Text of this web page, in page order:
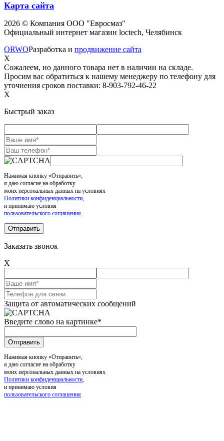
Карта сайта
2026 © Компания ООО "Евросмаз"
Официальный интернет магазин loctech, Челябинск
ORWOРазработка и продвижение сайта
X
Сожалеем, но данного товара нет в наличии на складе.
Просим вас обратиться к нашему менеджеру по телефону для
уточнения сроков поставки: 8-903-792-46-22
X
Быстрый заказ
Нажимая кнопку «Отправить»,
я даю согласие на обработку
моих персональных данных на условиях
Политики конфиденциальности,
и принимаю условия
пользовательского соглашения
Заказать звонок
X
Защита от автоматических сообщений
Введите слово на картинке*
Нажимая кнопку «Отправить»,
я даю согласие на обработку
моих персональных данных на условиях
Политики конфиденциальности,
и принимаю условия
пользовательского соглашения